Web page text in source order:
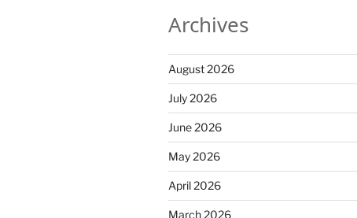
Archives
August 2026
July 2026
June 2026
May 2026
April 2026
March 2026